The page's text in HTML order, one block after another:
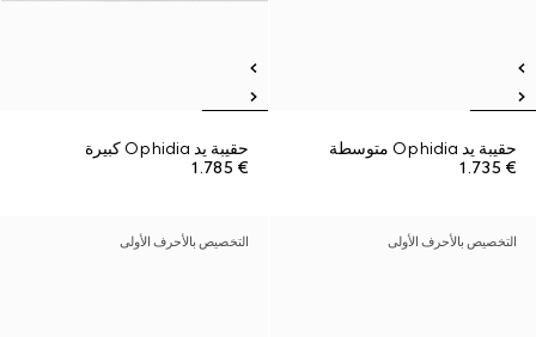
حقيبة يد Ophidia متوسطة
€ 1.735
حقيبة يد Ophidia كبيرة
€ 1.785
التخصيص بالأحرف الأولى التخصيص بالأحرف الأولى